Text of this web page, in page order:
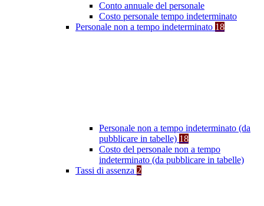
Conto annuale del personale
Costo personale tempo indeterminato
Personale non a tempo indeterminato 18
Personale non a tempo indeterminato (da
pubblicare in tabelle) 18
Costo del personale non a tempo
indeterminato (da pubblicare in tabelle)
Tassi di assenza 2